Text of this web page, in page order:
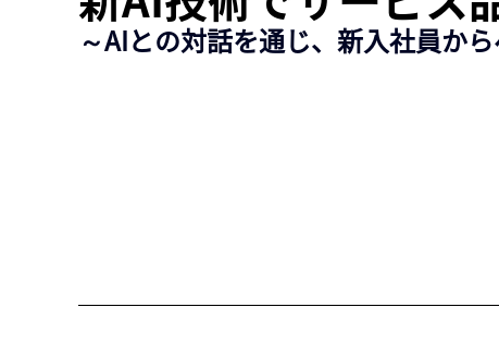
～AIとの対話を通じ、新入社員か